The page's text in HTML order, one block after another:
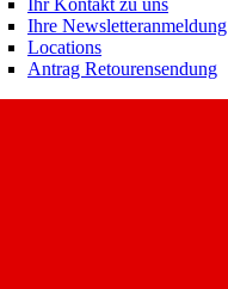
Ihr Kontakt zu uns
Ihre Newsletteranmeldung
Locations
Antrag Retourensendung